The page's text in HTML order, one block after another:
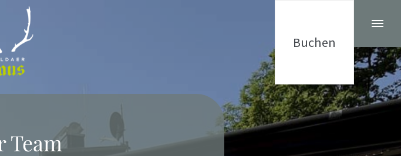
Buchen
Team